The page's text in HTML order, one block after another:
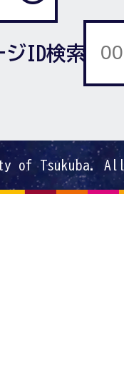
ジID検索
of Tsukuba.